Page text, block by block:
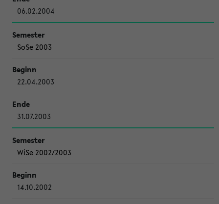
06.02.2004
SoSe 2003
22.04.2003
31.07.2003
WiSe 2002/2003
14.10.2002